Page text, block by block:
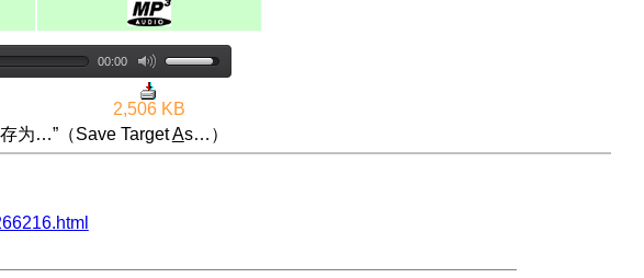
00:00
2,506 KB
为…”（Save TargetAs…）